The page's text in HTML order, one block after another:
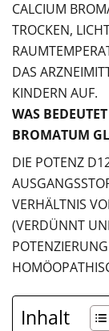
CALCIUM
TROCKEN,
DAS
INDERN AUF.
WAS
BROMATUM
DIE POTENZ
VERHÄLTNIS
(VERDÜNNT
Inhalt